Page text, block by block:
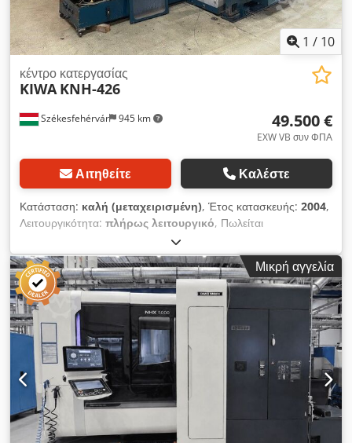
1 / 10
Székesfehérvár 945 km
κέντρο κατεργασίας
KIWA KNH-426
49.500 €
EXW VB συν ΦΠΑ
Αιτηθείτε Καλέστε
Κατάσταση: καλή (μεταχειρισμένη), Έτος κατασκευής: 2004,
Λειτουργικότητα: πλήρως λειτουργικό, Πωλείται
μεταχειρισμένο κέντρο κατεργασίας KIWA KNH-426 σε άριστη
κατάσταση. Έτος: 2004 Κέντρο οριζόντιας κατεργασίας 4
αξόνων, 6 σταθμών παλετών με έλεγχο Fanuc Series 18i-M Το
μηχάνημα μπορεί να επιθεωρηθεί επί τόπου κατόπιν
συνεννόησης. Chedpfx Anougtlpjmja Ισοτιμία παράδοσης:
EXW Székesfehérvár. Μπορούμε να βοηθήσουμε στην
αποσυναρμολόγηση και συναρμολόγηση της μηχανής κατόπιν
αιτήματος.
Μικρή αγγελία